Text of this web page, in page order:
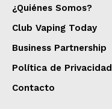
¿Quiénes Somos?
Club Vaping Today
Business Partnership
Política de Privacidad
Contacto